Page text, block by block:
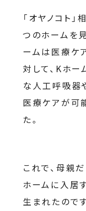
「オヤノコト
つのホームを
ームは医療ケ
対して、Kホ
な人工呼吸器
医療ケアが可
た。
これで、母親
ホームに入居
生まれたので